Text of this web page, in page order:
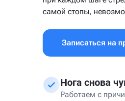
самой стопы,
Записаться на
Нога снова
Работаем с